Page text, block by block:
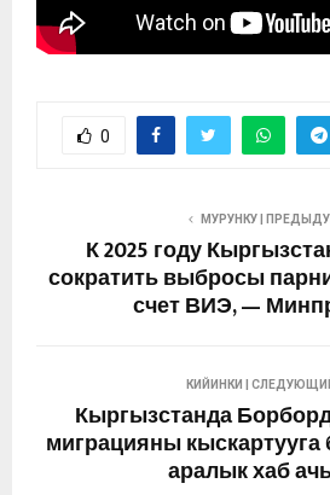
0
МУРУНКУ |
К 2025 году
сократить выбросы
счет ВИЭ, —
КИЙИНКИ |
Кыргызстанда
миграцияны кыскартууга
аралык хаб